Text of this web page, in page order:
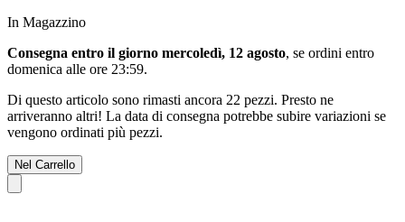
In Magazzino
Consegna entro il giorno mercoledì, 12 agosto, se ordini entro
domenica alle ore 23:59.
Di questo articolo sono rimasti ancora 22 pezzi. Presto ne
arriveranno altri! La data di consegna potrebbe subire variazioni se
vengono ordinati più pezzi.
Nel Carrello